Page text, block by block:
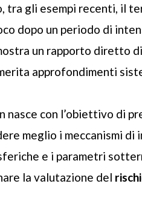
tra gli esempi recenti, il
dopo un periodo di
un rapporto diretto
approfondimenti
nasce con l’obiettivo di
meglio i meccanismi
e i parametri
la valutazione del